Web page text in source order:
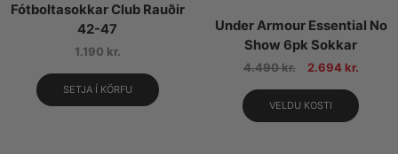
Fótboltasokkar Club Rauðir
42-47
1.190 kr.
SETJA Í KÖRFU
Under Armour Essential No
Show 6pk Sokkar
4.490kr. 2.694 kr.
VELDU KOSTI